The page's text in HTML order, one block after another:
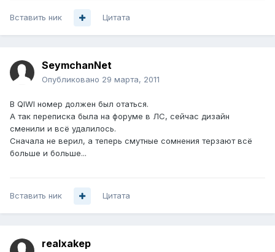
Вставить ник Цитата
SeymchanNet
Опубликовано 29 марта, 2011
В QIWI номер должен был отаться.
А так переписка была на форуме в ЛС, сейчас дизайн
сменили и всё удалилось.
Сначала не верил, а теперь смутные сомнения терзают всё
больше и больше...
Вставить ник Цитата
realxakep